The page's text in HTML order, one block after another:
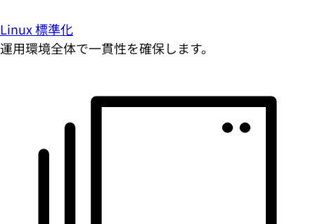
Linux 標準化
運用環境全体で一貫性を確保します。